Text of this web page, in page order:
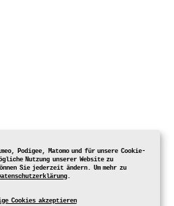
Podigee, Matomo und für unsere Cookie-
Nutzung unserer Website zu
Sie jederzeit ändern. Um mehr zu
.
Cookies akzeptieren